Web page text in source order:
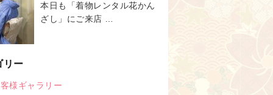
本日も「着物レンタル花かん
ざし」にご来店 …
リー
様ギャラリー